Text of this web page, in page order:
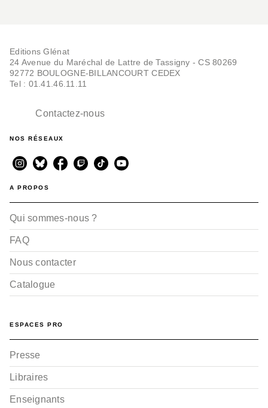
Editions Glénat
24 Avenue du Maréchal de Lattre de Tassigny - CS 80269
92772 BOULOGNE-BILLANCOURT CEDEX
Tel : 01.41.46.11.11
Contactez-nous
NOS RÉSEAUX
A PROPOS
Qui sommes-nous ?
FAQ
Nous contacter
Catalogue
ESPACES PRO
Presse
Libraires
Enseignants